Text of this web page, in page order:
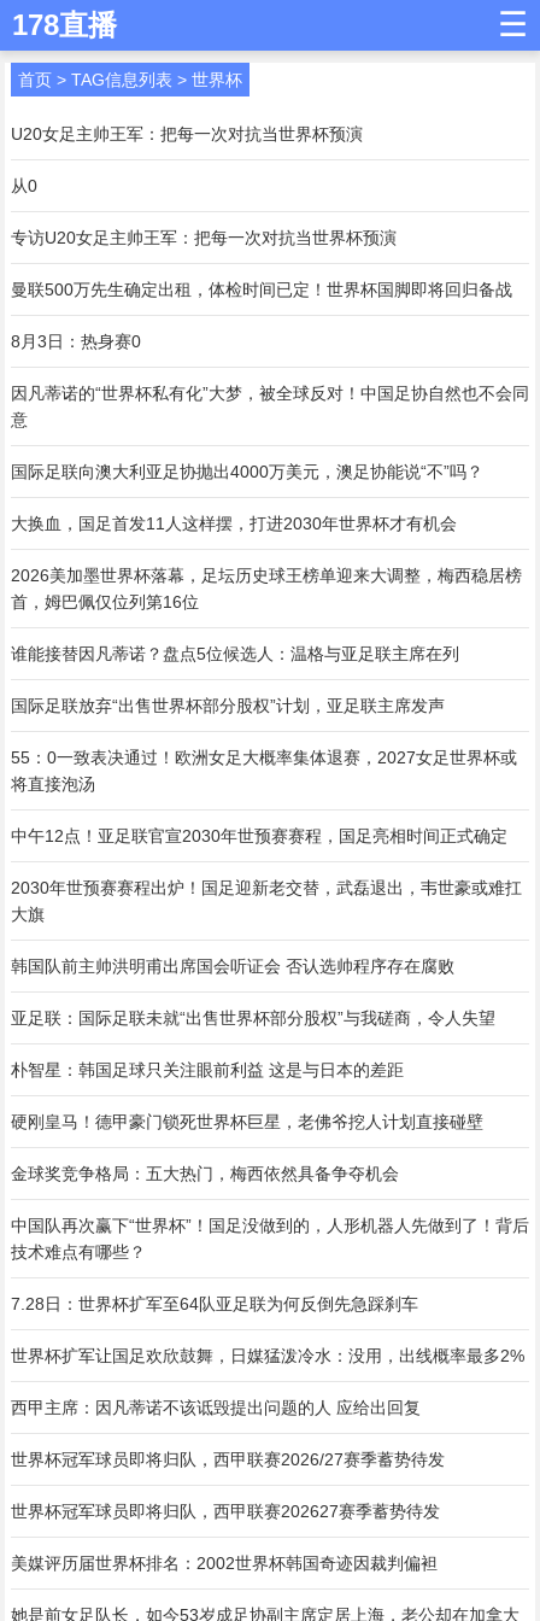
178直播 ☰
首页> TAG信息列表 > 世界杯
U20女足主帅王军：把每一次对抗当世界杯预演
从0
专访U20女足主帅王军：把每一次对抗当世界杯预演
曼联500万先生确定出租，体检时间已定！世界杯国脚即将回归备战
8月3日：热身赛0
因凡蒂诺的“世界杯私有化”大梦，被全球反对！中国足协自然也不会同
意
国际足联向澳大利亚足协抛出4000万美元，澳足协能说“不”吗？
大换血，国足首发11人这样摆，打进2030年世界杯才有机会
2026美加墨世界杯落幕，足坛历史球王榜单迎来大调整，梅西稳居榜
首，姆巴佩仅位列第16位
谁能接替因凡蒂诺？盘点5位候选人：温格与亚足联主席在列
国际足联放弃“出售世界杯部分股权”计划，亚足联主席发声
55：0一致表决通过！欧洲女足大概率集体退赛，2027女足世界杯或
将直接泡汤
中午12点！亚足联官宣2030年世预赛赛程，国足亮相时间正式确定
2030年世预赛赛程出炉！国足迎新老交替，武磊退出，韦世豪或难扛
大旗
韩国队前主帅洪明甫出席国会听证会 否认选帅程序存在腐败
亚足联：国际足联未就“出售世界杯部分股权”与我磋商，令人失望
朴智星：韩国足球只关注眼前利益 这是与日本的差距
硬刚皇马！德甲豪门锁死世界杯巨星，老佛爷挖人计划直接碰壁
金球奖竞争格局：五大热门，梅西依然具备争夺机会
中国队再次赢下“世界杯”！国足没做到的，人形机器人先做到了！背后
技术难点有哪些？
7.28日：世界杯扩军至64队亚足联为何反倒先急踩刹车
世界杯扩军让国足欢欣鼓舞，日媒猛泼冷水：没用，出线概率最多2%
西甲主席：因凡蒂诺不该诋毁提出问题的人 应给出回复
世界杯冠军球员即将归队，西甲联赛2026/27赛季蓄势待发
世界杯冠军球员即将归队，西甲联赛202627赛季蓄势待发
美媒评历届世界杯排名：2002世界杯韩国奇迹因裁判偏袒
她是前女足队长，如今53岁成足协副主席定居上海，老公却在加拿大